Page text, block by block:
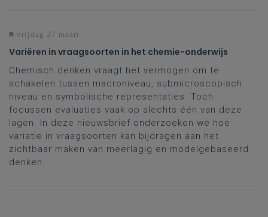
vrijdag 27 maart
Variëren in vraagsoorten in het chemie-onderwijs
Chemisch denken vraagt het vermogen om te
schakelen tussen macroniveau, submicroscopisch
niveau en symbolische representaties. Toch
focussen evaluaties vaak op slechts één van deze
lagen. In deze nieuwsbrief onderzoeken we hoe
variatie in vraagsoorten kan bijdragen aan het
zichtbaar maken van meerlagig en modelgebaseerd
denken.